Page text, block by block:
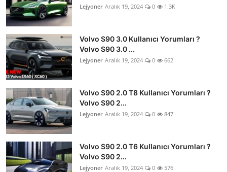
Lejyoner Aralık 19, 2024 0 1.3K
Volvo S90 3.0 Kullanıcı Yorumları ?
Volvo S90 3.0 ...
Lejyoner Aralık 19, 2024 0 662
Volvo S90 2.0 T8 Kullanıcı Yorumları ?
Volvo S90 2...
Lejyoner Aralık 19, 2024 0 847
Volvo S90 2.0 T6 Kullanıcı Yorumları ?
Volvo S90 2...
Lejyoner Aralık 19, 2024 0 576